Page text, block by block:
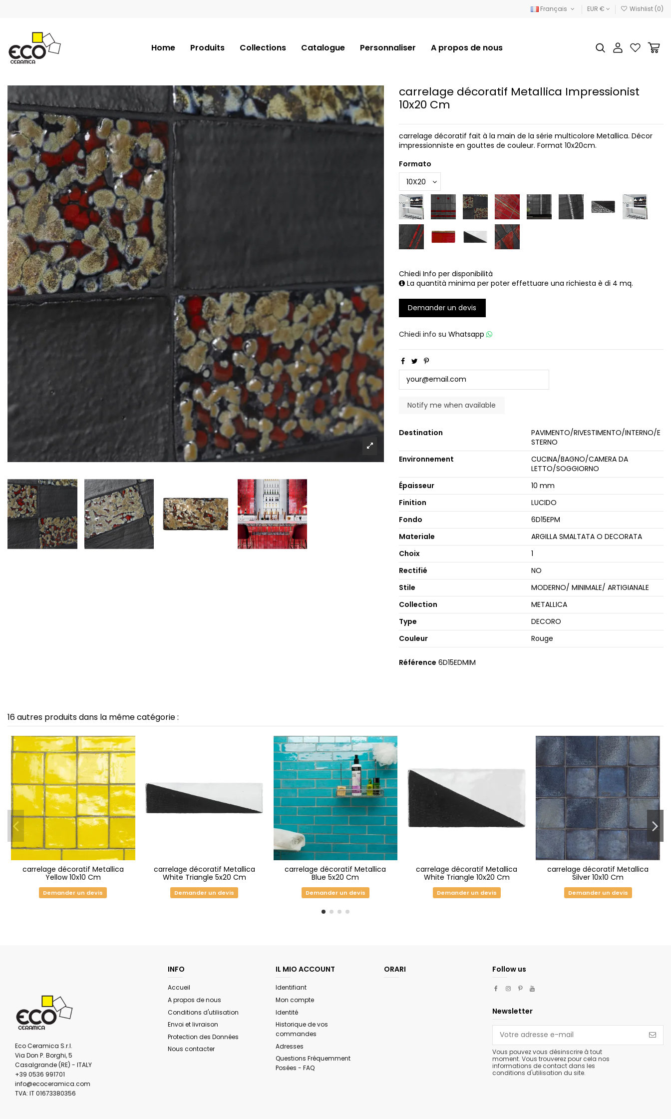
Français EUR € Wishlist (0)
Home Produits Collections Catalogue Personnaliser A propos de nous
carrelage décoratif Metallica Impressionist
10x20 Cm
carrelage décoratif fait à la main de la série multicolore Metallica. Décor
impressionniste en gouttes de couleur. Format 10x20cm.
Formato
Chiedi Info per disponibilità
La quantità minima per poter effettuare una richiesta è di 4 mq.
Demander un devis
Chiedi info su Whatsapp
Destination
PAVIMENTO/RIVESTIMENTO/INTERNO/E
STERNO
Environnement
CUCINA/BAGNO/CAMERA DA
LETTO/SOGGIORNO
Épaisseur
10 mm
Finition
LUCIDO
Fondo
6D15EPM
Materiale
ARGILLA SMALTATA O DECORATA
Choix
1
Rectifié
NO
Stile
MODERNO/ MINIMALE/ ARTIGIANALE
Collection
METALLICA
Type
DECORO
Couleur
Rouge
Référence 6D15EDMIM
16 autres produits dans la même catégorie :
carrelage décoratif Metallica
Yellow 10x10 Cm
Demander un devis
carrelage décoratif Metallica
White Triangle 5x20 Cm
Demander un devis
carrelage décoratif Metallica
Blue 5x20 Cm
Demander un devis
carrelage décoratif Metallica
White Triangle 10x20 Cm
Demander un devis
carrelage décoratif Metallica
Silver 10x10 Cm
Demander un devis
Eco Ceramica S.r.l.
Via Don P. Borghi, 5
Casalgrande (RE) - ITALY
+39 0536 991701
info@ecoceramica.com
TVA: IT 01673380356
INFO
Accueil
A propos de nous
Conditions d'utilisation
Envoi et livraison
Protection des Données
Nous contacter
IL MIO ACCOUNT
Identifiant
Mon compte
Identité
Historique de vos
commandes
Adresses
Questions Fréquemment
Posées - FAQ
ORARI Follow us
Newsletter
Vous pouvez vous désinscrire à tout
moment. Vous trouverez pour cela nos
informations de contact dans les
conditions d'utilisation du site.